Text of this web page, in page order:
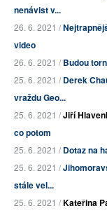
nenávist v...
26. 6. 2021 /
video
26. 6. 2021 /Budou
25. 6. 2021 /Derek
vraždu Geo...
25. 6. 2021 /Jiří
co potom
25. 6. 2021 /Dotaz na
25. 6. 2021 /
stále vel...
25. 6. 2021 /Kateřina